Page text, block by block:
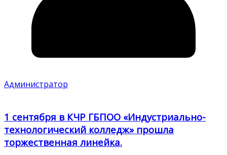
Администратор
1 сентября в КЧР ГБПОО «Индустриально-
технологический колледж» прошла
торжественная линейка.